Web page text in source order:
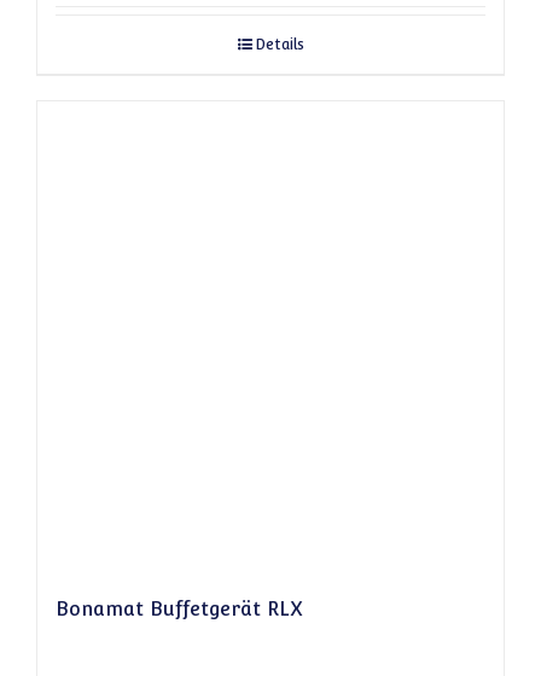
Details
Bonamat Buffetgerät RLX